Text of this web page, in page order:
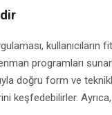
programları
doğru form ve
keşfedebilirler.